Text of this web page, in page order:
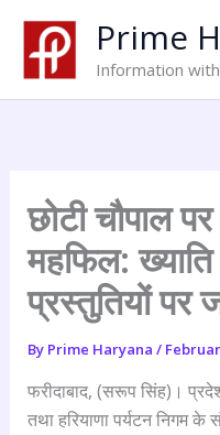
content
Prime
Information
छोटी चौपाल
महफिल: ख्याति
प्रस्तुतियों
By Prime Haryana /
फरीदाबाद, (सरूप सिंह)।
तथा हरियाणा पर्यटन निगम